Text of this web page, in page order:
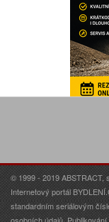
© 1999 - 2019 ABSTRACT,
Internetový portál
standardním seriálovým